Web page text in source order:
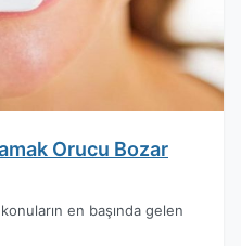
Orucu Bozar
en başında gelen